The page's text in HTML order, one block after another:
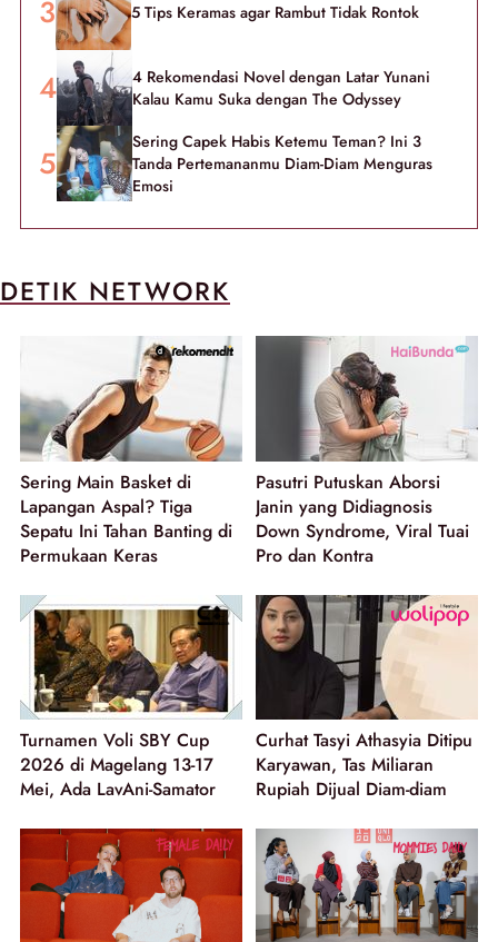
5 Tips Keramas agar Rambut Tidak Rontok
4 Rekomendasi Novel dengan Latar Yunani
Kalau Kamu Suka dengan The Odyssey
Sering Capek Habis Ketemu Teman? Ini 3
Tanda Pertemananmu Diam-Diam Menguras
Emosi
DETIK NETWORK
Sering Main Basket di
Lapangan Aspal? Tiga
Sepatu Ini Tahan Banting di
Permukaan Keras
Pasutri Putuskan Aborsi
Janin yang Didiagnosis
Down Syndrome, Viral Tuai
Pro dan Kontra
Turnamen Voli SBY Cup
2026 di Magelang 13-17
Mei, Ada LavAni-Samator
Curhat Tasyi Athasyia Ditipu
Karyawan, Tas Miliaran
Rupiah Dijual Diam-diam